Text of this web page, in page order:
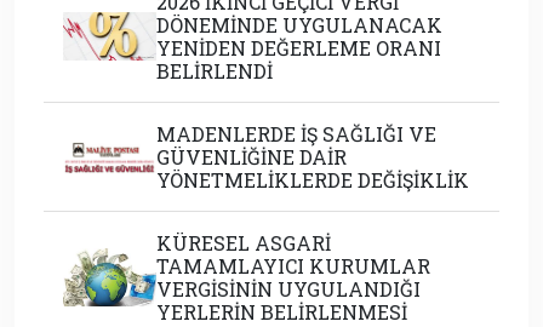
DÖNEMİNDE UYGULANACAK
YENİDEN DEĞERLEME ORANI
BELİRLENDİ
MADENLERDE İŞ SAĞLIĞI VE
GÜVENLİĞİNE DAİR
YÖNETMELİKLERDE DEĞİŞİKLİK
KÜRESEL ASGARİ
TAMAMLAYICI KURUMLAR
VERGİSİNİN UYGULANDIĞI
YERLERİN BELİRLENMESİ